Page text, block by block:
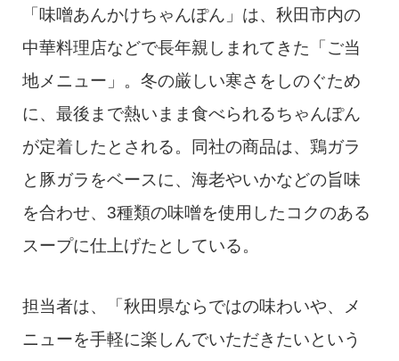
「味噌あんかけちゃんぽん」は、秋田市内の
中華料理店などで長年親しまれてきた「ご当
地メニュー」。冬の厳しい寒さをしのぐため
に、最後まで熱いまま食べられるちゃんぽん
が定着したとされる。同社の商品は、鶏ガラ
と豚ガラをベースに、海老やいかなどの旨味
を合わせ、3種類の味噌を使用したコクのある
スープに仕上げたとしている。
担当者は、「秋田県ならではの味わいや、メ
ニューを手軽に楽しんでいただきたいという